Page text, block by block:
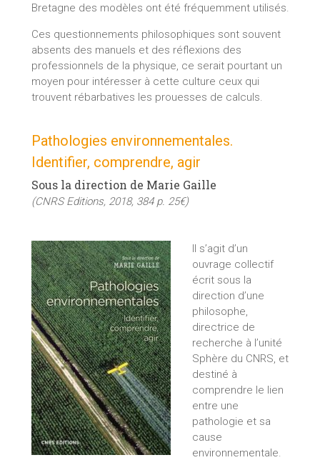
Bretagne des modèles ont été fréquemment utilisés.
Ces questionnements philosophiques sont souvent
absents des manuels et des réflexions des
professionnels de la physique, ce serait pourtant un
moyen pour intéresser à cette culture ceux qui
trouvent rébarbatives les prouesses de calculs.
Pathologies environnementales.
Identifier, comprendre, agir
Sous la direction de Marie Gaille
(CNRS Editions, 2018, 384 p. 25€)
Il s’agit d’un
ouvrage collectif
écrit sous la
direction d’une
philosophe,
directrice de
recherche à l’unité
Sphère du CNRS, et
destiné à
comprendre le lien
entre une
pathologie et sa
cause
environnementale.